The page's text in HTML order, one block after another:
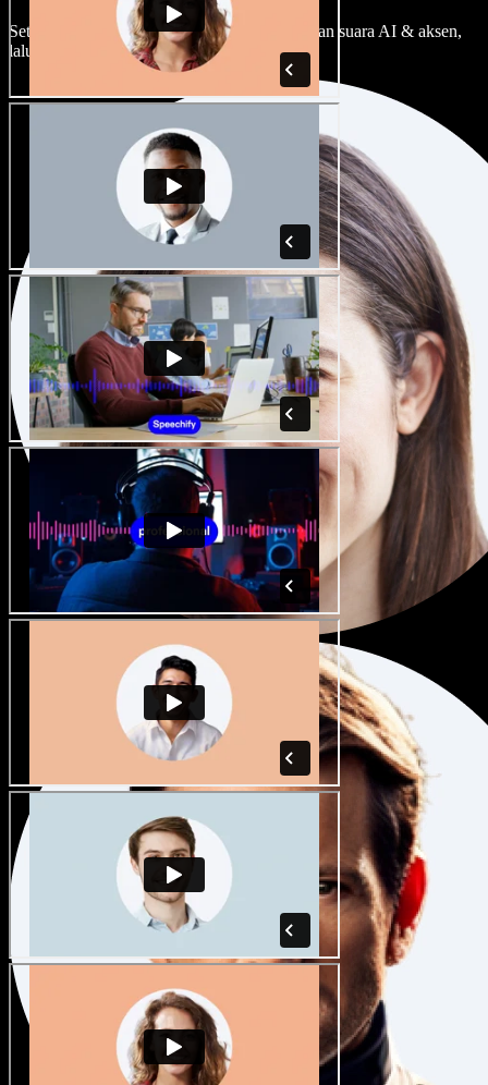
Setiap proyek bisa terdengar beda. Pilih ratusan suara AI & aksen,
lalu sesuaikan sesuka Anda.